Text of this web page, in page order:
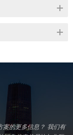
案的更多信息？ 我们有